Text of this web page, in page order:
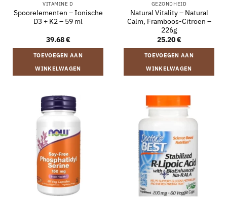
VITAMINE D
Spoorelementen – Ionische
D3 + K2 – 59 ml
39.68€
TOEVOEGEN AAN
WINKELWAGEN
GEZONDHEID
Natural Vitality – Natural
Calm, Framboos-Citroen –
226g
25.20€
TOEVOEGEN AAN
WINKELWAGEN